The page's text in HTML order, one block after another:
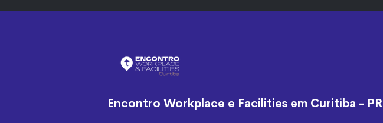
Encontro Workplace e Facilities em Curitiba - PR